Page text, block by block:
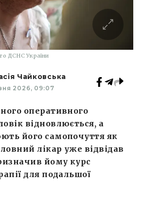
ДСНС України
Чайковська
2026, 09:07
оперативного
відновлюється, а
його самопочуття як
лікар уже відвідав
йому курс
для подальшої